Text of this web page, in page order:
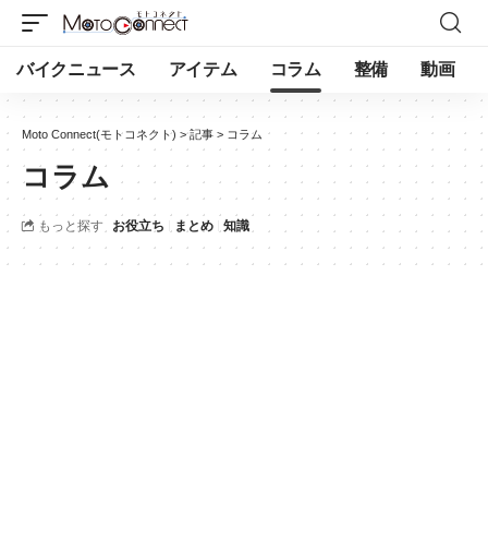
バイクニュース アイテム コラム 整備 動画
Moto Connect(モトコネクト) >記事 > コラム
コラム
もっと探す お役立ち まとめ 知識